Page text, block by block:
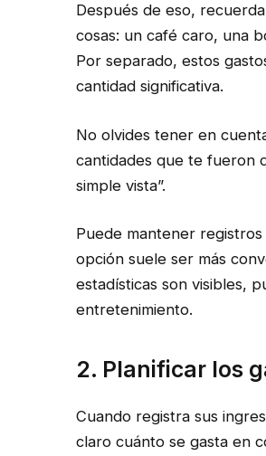
Después de eso,
cosas: un café caro, una
Por separado, estos
cantidad significativa.
No olvides tener en
cantidades que te fueron
simple vista”.
Puede mantener
opción suele ser más
estadísticas son visibles,
entretenimiento.
2. Planificar los
Cuando registra sus
claro cuánto se gasta en